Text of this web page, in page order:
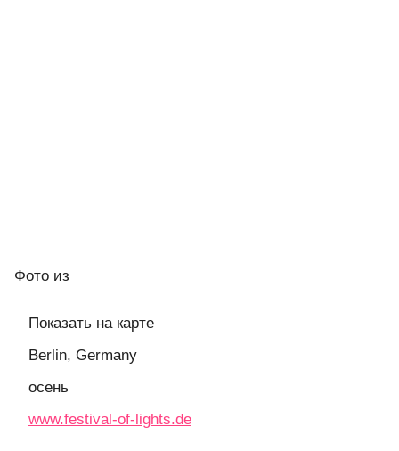
Фото из
Показать на карте
Berlin, Germany
осень
www.festival-of-lights.de